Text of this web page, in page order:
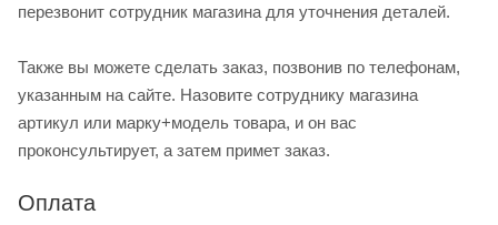
перезвонит сотрудник магазина для уточнения деталей.
Также вы можете сделать заказ, позвонив по телефонам,
указанным на сайте. Назовите сотруднику магазина
артикул или марку+модель товара, и он вас
проконсультирует, а затем примет заказ.
Оплата